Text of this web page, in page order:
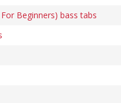
Beginners) bass tabs